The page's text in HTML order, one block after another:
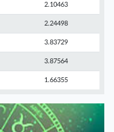
2.10463
2.24498
3.83729
3.87564
1.66355